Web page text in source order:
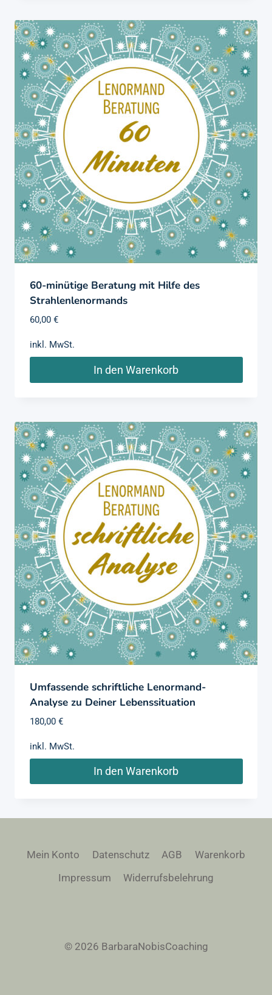
60-minütige Beratung mit Hilfe des
Strahlenlenormands
60,00 €
inkl. MwSt.
In den Warenkorb
Umfassende schriftliche Lenormand-
Analyse zu Deiner Lebenssituation
180,00 €
inkl. MwSt.
In den Warenkorb
Mein Konto Datenschutz AGB
Warenkorb
Impressum
Widerrufsbelehrung
© 2026 BarbaraNobisCoaching